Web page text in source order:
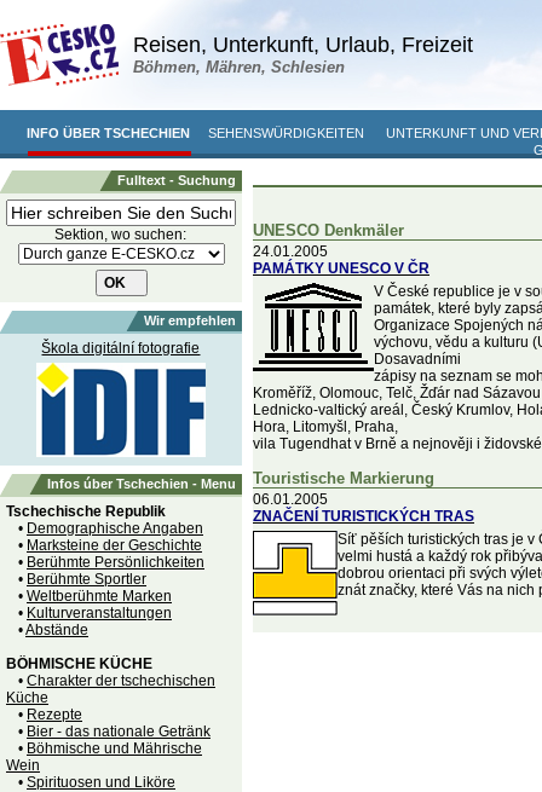
Reisen, Unterkunft, Urlaub, Freizeit
Böhmen, Mähren, Schlesien
INFO ÜBER TSCHECHIEN SEHENSWÜRDIGKEITEN
UNTERKUNFT UND
Fulltext - Suchung
Sektion, wo suchen:
Wir empfehlen
Škola digitální fotografie
Infos úber Tschechien - Menu
Tschechische Republik
• Demographische Angaben
• Marksteine der Geschichte
• Berühmte Persönlichkeiten
• Berühmte Sportler
• Weltberühmte Marken
• Kulturveranstaltungen
•Abstände
BÖHMISCHE KÜCHE
• Charakter der tschechischen
Küche
• Rezepte
• Bier - das nationale Getränk
• Böhmische und Mährische
Wein
• Spirituosen und Liköre
UNESCO Denkmäler
24.01.2005
PAMÁTKY UNESCO V ČR
V České republice je v
památek, které byly
Organizace Spojených
výchovu, vědu a kulturu
Dosavadními
zápisy na seznam se
Kroměříž, Olomouc, Telč, Žďár nad
Lednicko-valtický areál, Český Krumlov,
Hora, Litomyšl, Praha,
vila Tugendhat v Brně a nejnověji i
Touristische Markierung
06.01.2005
ZNAČENÍ TURISTICKÝCH TRAS
Síť pěších turistických tras je v
velmi hustá a každý rok
dobrou orientaci při svých
znát značky, které Vás na nich